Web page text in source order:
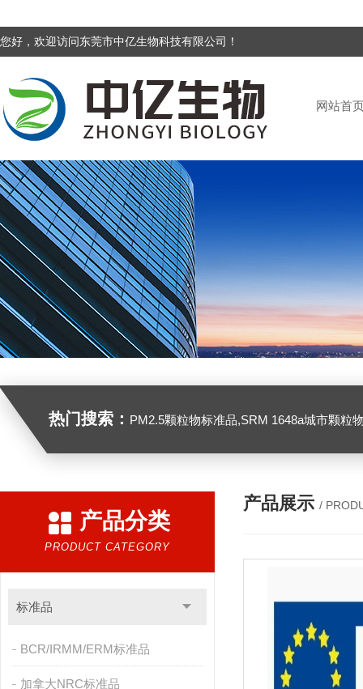
您好，欢迎访问东莞市中亿生物科技有限公司！
网站首
热门搜索： PM2.5颗粒物标准品,SRM 1648a城市颗粒物,SRM 1649B
产品分类
PRODUCT CATEGORY
标准品
BCR/IRMM/ERM标准品
加拿大NRC标准品
产品展示 /